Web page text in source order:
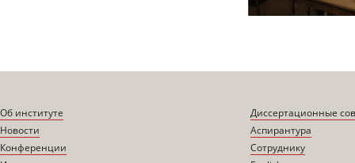
Об институте
Новости
Конференции
Диссертационные
Аспирантура
Сотруднику